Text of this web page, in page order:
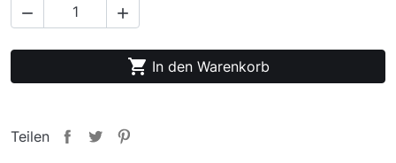
 
 In den Warenkorb
Teilen